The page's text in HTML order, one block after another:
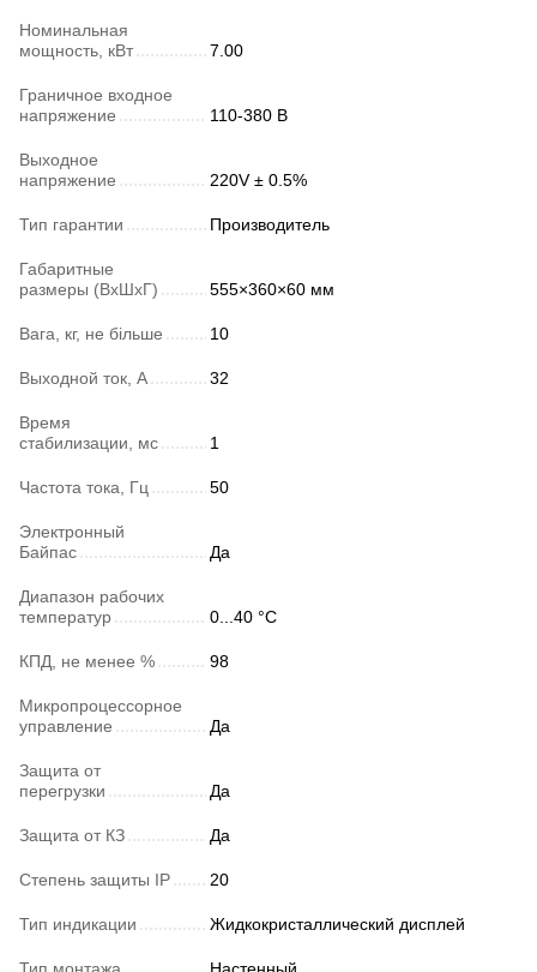
Номинальная
мощность, кВт
7.00
Граничное входное
напряжение
110-380 В
Выходное
напряжение
220V ± 0.5%
Тип гарантии Производитель
Габаритные
размеры (ВхШхГ)
555×360×60 мм
Вага, кг, не більше 10
Выходной ток, А 32
Время
стабилизации, мс
1
Частота тока, Гц 50
Электронный
Байпас
Да
Диапазон рабочих
температур
0...40 °C
КПД, не менее % 98
Микропроцессорное
управление
Да
Защита от
перегрузки
Да
Защита от КЗ Да
Степень защиты IP 20
Тип индикации Жидкокристаллический дисплей